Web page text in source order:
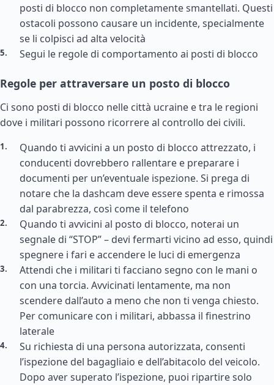
posti di blocco non completamente smantellati. Questi
ostacoli possono causare un incidente, specialmente
se li colpisci ad alta velocità
Segui le regole di comportamento ai posti di blocco
Regole per attraversare un posto di blocco
Ci sono posti di blocco nelle città ucraine e tra le regioni
dove i militari possono ricorrere al controllo dei civili.
Quando ti avvicini a un posto di blocco attrezzato, i
conducenti dovrebbero rallentare e preparare i
documenti per un’eventuale ispezione. Si prega di
notare che la dashcam deve essere spenta e rimossa
dal parabrezza, così come il telefono
Quando ti avvicini al posto di blocco, noterai un
segnale di “STOP” – devi fermarti vicino ad esso, quindi
spegnere i fari e accendere le luci di emergenza
Attendi che i militari ti facciano segno con le mani o
con una torcia. Avvicinati lentamente, ma non
scendere dall’auto a meno che non ti venga chiesto.
Per comunicare con i militari, abbassa il finestrino
laterale
Su richiesta di una persona autorizzata, consenti
l’ispezione del bagagliaio e dell’abitacolo del veicolo.
Dopo aver superato l’ispezione, puoi ripartire solo